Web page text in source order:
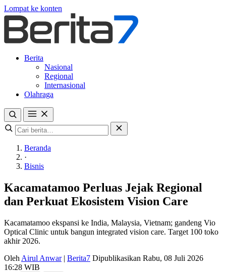
Lompat ke konten
Berita
Nasional
Regional
Internasional
Olahraga
Beranda
·
Bisnis
Kacamatamoo Perluas Jejak Regional
dan Perkuat Ekosistem Vision Care
Kacamatamoo ekspansi ke India, Malaysia, Vietnam; gandeng Vio
Optical Clinic untuk bangun integrated vision care. Target 100 toko
akhir 2026.
Oleh Airul Anwar | Berita7 Dipublikasikan Rabu, 08 Juli 2026
16:28 WIB